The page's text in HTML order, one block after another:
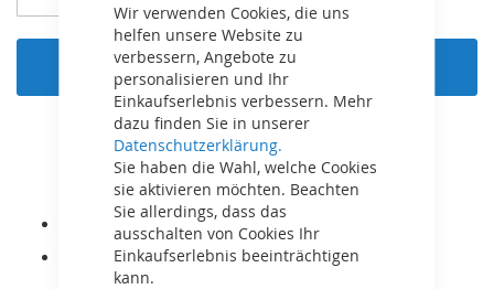
Wir verwenden Cookies, die uns
helfen unsere Website zu
verbessern, Angebote zu
personalisieren und Ihr
Einkaufserlebnis verbessern. Mehr
dazu finden Sie in unserer
Datenschutzerklärung.
Sie haben die Wahl, welche Cookies
sie aktivieren möchten. Beachten
Sie allerdings, dass das
ausschalten von Cookies Ihr
Einkaufserlebnis beeinträchtigen
kann.
In den Warenkorb
Ersatz-Netz mit Netzgurt für BERG SportsGoal S.
Original BERG Ersatzteil.